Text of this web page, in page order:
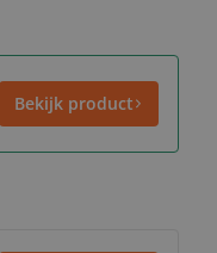
Bekijk product